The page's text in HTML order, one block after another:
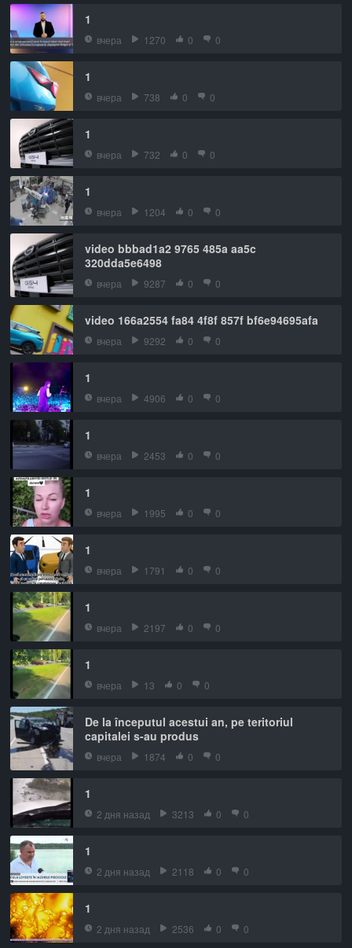
1
вчера 1270 0 0
1
вчера 738 0 0
1
вчера 732 0 0
1
вчера 1204 0 0
video bbbad1a2 9765 485a aa5c
320dda5e6498
вчера 9287 0 0
video 166a2554 fa84 4f8f 857f bf6e94695afa
вчера 9292 0 0
1
вчера 4906 0 0
1
вчера 2453 0 0
1
вчера 1995 0 0
1
вчера 1791 0 0
1
вчера 2197 0 0
1
вчера 13 0 0
De la începutul acestui an, pe teritoriul
capitalei s-au produs
вчера 1874 0 0
1
2 дня назад 3213 0 0
1
2 дня назад 2118 0 0
1
2 дня назад 2536 0 0